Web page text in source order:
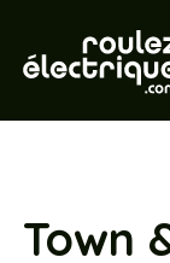
Town